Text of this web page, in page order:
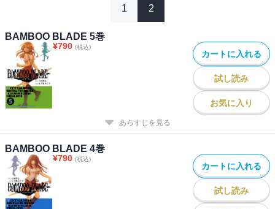
1 2
BAMBOO BLADE 5巻
¥790 (税込)
カートに入れる
試し読み
お気に入り
あらすじを見る
BAMBOO BLADE 4巻
¥790 (税込)
カートに入れる
試し読み